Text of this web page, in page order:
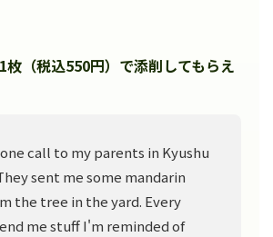
枚（税込550円）で添削してもらえ
call to my parents in Kyushu
sent me some mandarin
the tree in the yard. Every
me stuff I'm reminded of